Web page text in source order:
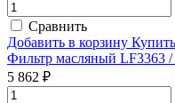
Сравнить
Добавить в корзину
Фильтр масляный LF3363
5 862 ₽